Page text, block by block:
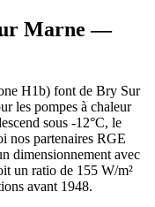
Marne —
H1b) font de Bry Sur
les pompes à chaleur
sous -12°C, le
nos partenaires RGE
dimensionnement avec
un ratio de 155 W/m²
avant 1948.